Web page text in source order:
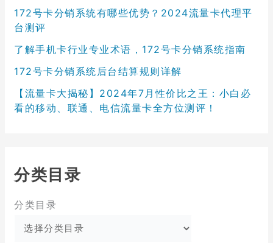
172号卡分销系统有哪些优势？2024流量卡代理平
台测评
了解手机卡行业专业术语，172号卡分销系统指南
172号卡分销系统后台结算规则详解
【流量卡大揭秘】2024年7月性价比之王：小白必
看的移动、联通、电信流量卡全方位测评！
分类目录
分类目录